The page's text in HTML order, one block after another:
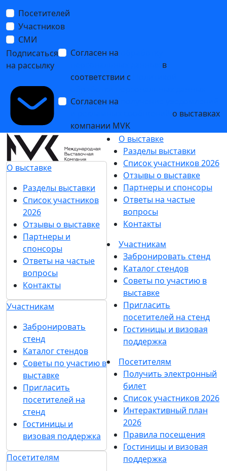
Посетителей
Участников
СМИ
Подписаться
на рассылку
Согласен на
в
соответствии с
Согласен на
о выставках
компании MVK
О выставке
Разделы выставки
Список участников
2026
Отзывы о выставке
Партнеры и
спонсоры
Ответы на частые
вопросы
Контакты
Участникам
Забронировать
стенд
Каталог стендов
Советы по участию в
выставке
Пригласить
посетителей на
стенд
Гостиницы и
визовая поддержка
Посетителям
О выставке
Разделы выставки
Список участников 2026
Отзывы о выставке
Партнеры и спонсоры
Ответы на частые
вопросы
Контакты
Участникам
Забронировать стенд
Каталог стендов
Советы по участию в
выставке
Пригласить
посетителей на стенд
Гостиницы и визовая
поддержка
Посетителям
Получить электронный
билет
Список участников 2026
Интерактивный план
2026
Правила посещения
Гостиницы и визовая
поддержка